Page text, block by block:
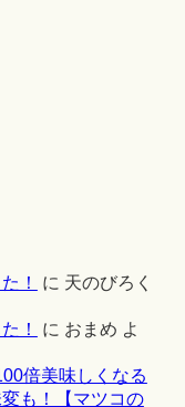
！ に 天のびろく
！
に おまめ よ
倍美味しくなる
も！【マツコの